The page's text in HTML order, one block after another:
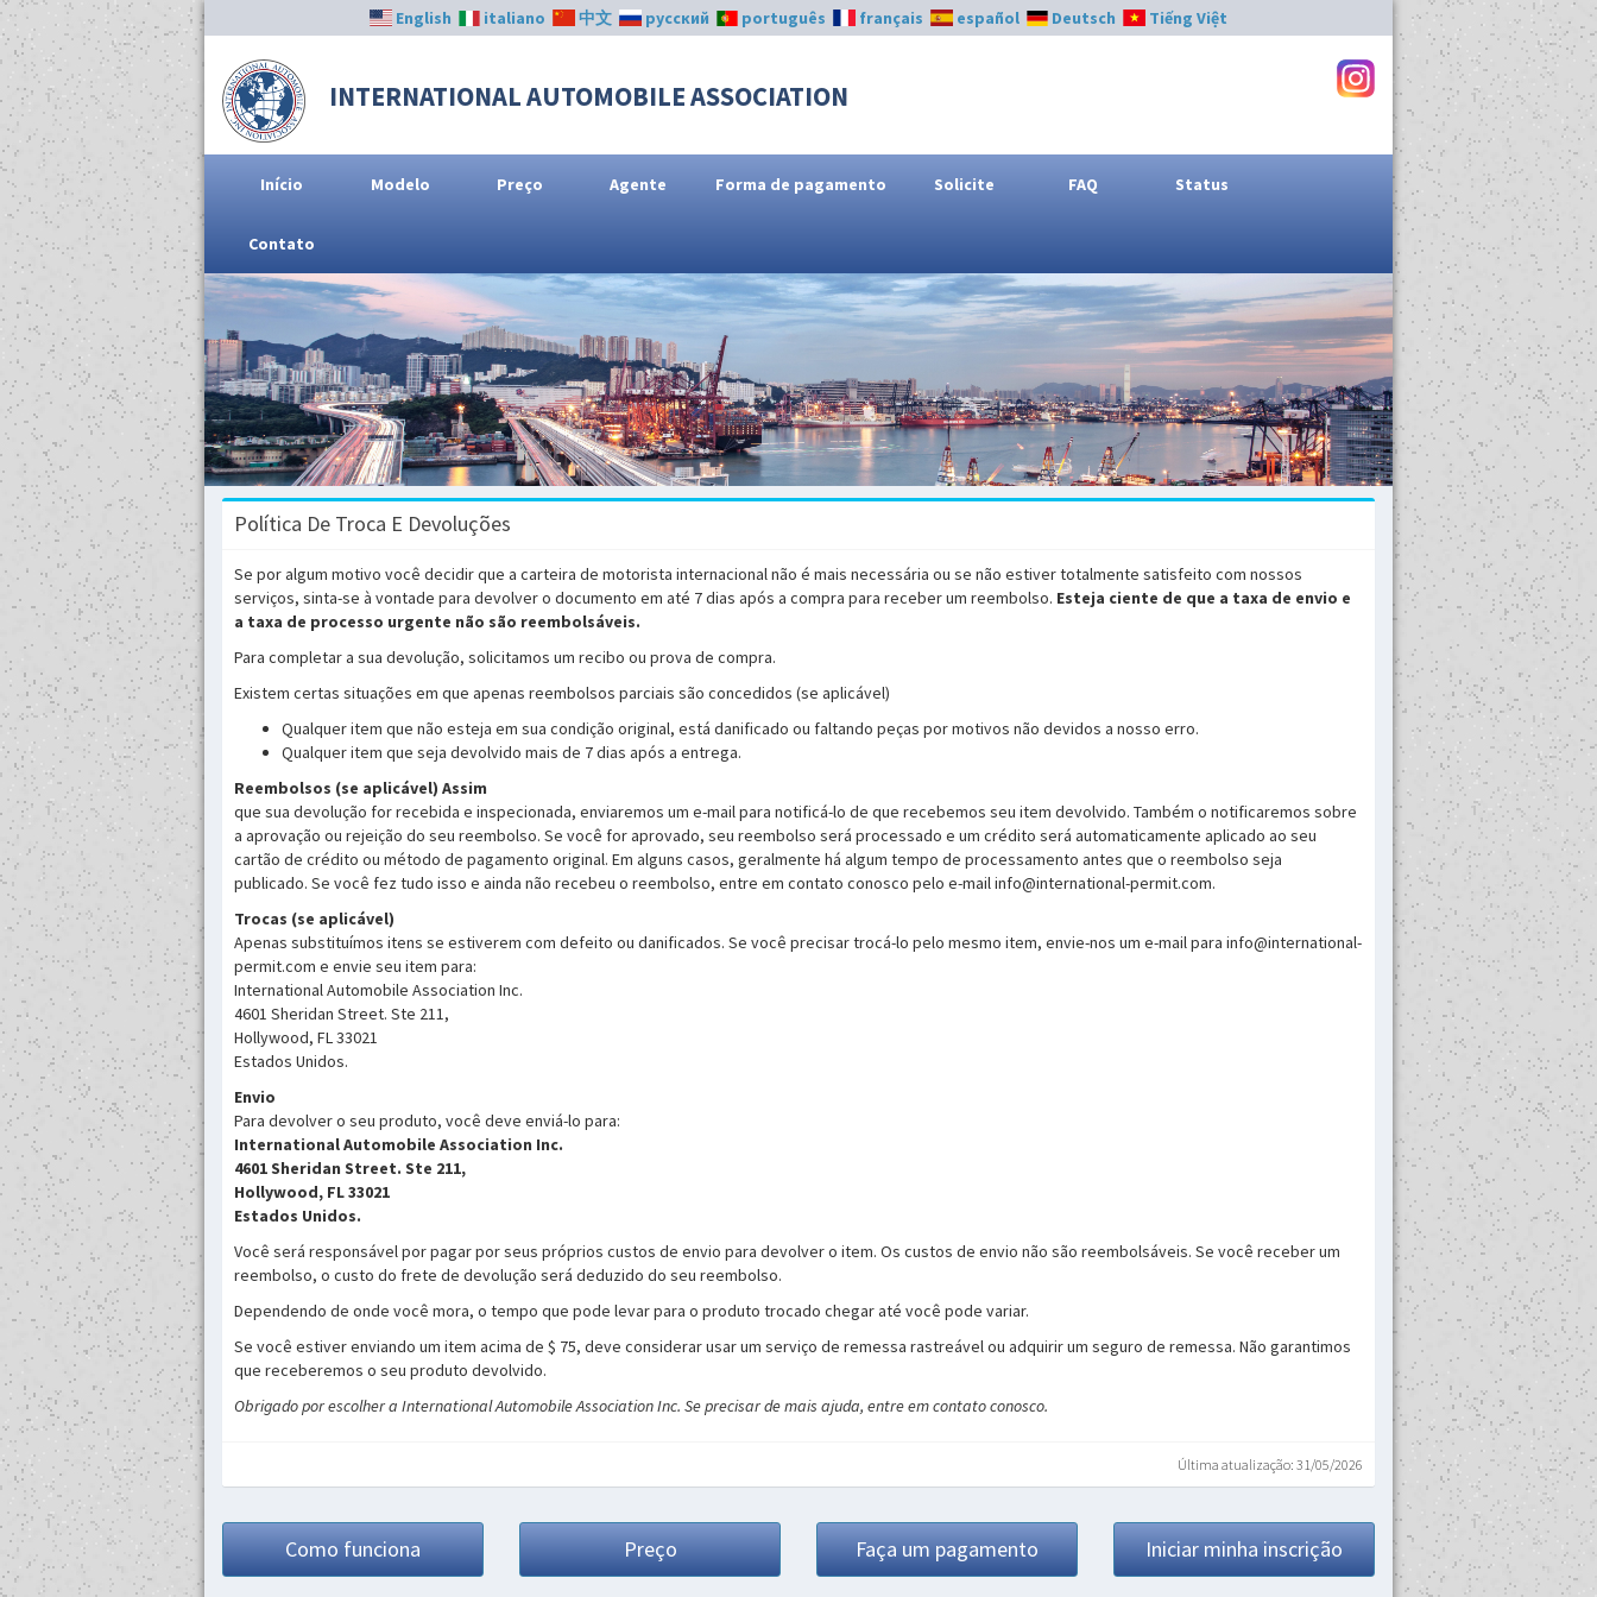
INTERNATIONAL AUTOMOBILE ASSOCIATION
English italiano 中文 русский português français español Deutsch Tiếng Việt
Início Modelo Preço Agente Forma de pagamento Solicite FAQ Status
Contato
Política De Troca E Devoluções
Se por algum motivo você decidir que a carteira de motorista internacional não é mais necessária ou se não estiver totalmente satisfeito com nossos
serviços, sinta-se à vontade para devolver o documento em até 7 dias após a compra para receber um reembolso. Esteja ciente de que a taxa de envio e
a taxa de processo urgente não são reembolsáveis.
Para completar a sua devolução, solicitamos um recibo ou prova de compra.
Existem certas situações em que apenas reembolsos parciais são concedidos (se aplicável)
Qualquer item que não esteja em sua condição original, está danificado ou faltando peças por motivos não devidos a nosso erro.
Qualquer item que seja devolvido mais de 7 dias após a entrega.
Reembolsos (se aplicável) Assim
que sua devolução for recebida e inspecionada, enviaremos um e-mail para notificá-lo de que recebemos seu item devolvido. Também o notificaremos sobre
a aprovação ou rejeição do seu reembolso. Se você for aprovado, seu reembolso será processado e um crédito será automaticamente aplicado ao seu
cartão de crédito ou método de pagamento original. Em alguns casos, geralmente há algum tempo de processamento antes que o reembolso seja
publicado. Se você fez tudo isso e ainda não recebeu o reembolso, entre em contato conosco pelo e-mail info@international-permit.com.
Trocas (se aplicável)
Apenas substituímos itens se estiverem com defeito ou danificados. Se você precisar trocá-lo pelo mesmo item, envie-nos um e-mail para info@international-
permit.com e envie seu item para:
International Automobile Association Inc.
4601 Sheridan Street. Ste 211,
Hollywood, FL 33021
Estados Unidos.
Envio
Para devolver o seu produto, você deve enviá-lo para:
International Automobile Association Inc.
4601 Sheridan Street. Ste 211,
Hollywood, FL 33021
Estados Unidos.
Você será responsável por pagar por seus próprios custos de envio para devolver o item. Os custos de envio não são reembolsáveis. Se você receber um
reembolso, o custo do frete de devolução será deduzido do seu reembolso.
Dependendo de onde você mora, o tempo que pode levar para o produto trocado chegar até você pode variar.
Se você estiver enviando um item acima de $ 75, deve considerar usar um serviço de remessa rastreável ou adquirir um seguro de remessa. Não garantimos
que receberemos o seu produto devolvido.
Obrigado por escolher a International Automobile Association Inc. Se precisar de mais ajuda, entre em contato conosco.
Última atualização: 31/05/2026
Como funciona Preço Faça um pagamento Iniciar minha inscrição